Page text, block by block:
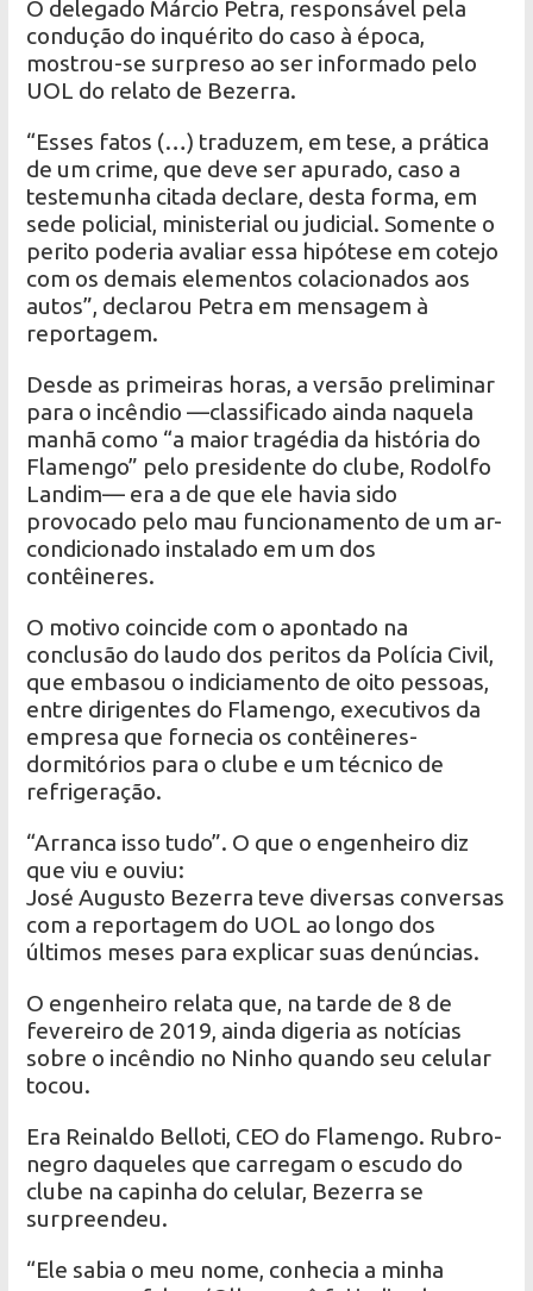
O delegado Márcio Petra, responsável pela
condução do inquérito do caso à época,
mostrou-se surpreso ao ser informado pelo
UOL do relato de Bezerra.
“Esses fatos (…) traduzem, em tese, a prática
de um crime, que deve ser apurado, caso a
testemunha citada declare, desta forma, em
sede policial, ministerial ou judicial. Somente o
perito poderia avaliar essa hipótese em cotejo
com os demais elementos colacionados aos
autos”, declarou Petra em mensagem à
reportagem.
Desde as primeiras horas, a versão preliminar
para o incêndio —classificado ainda naquela
manhã como “a maior tragédia da história do
Flamengo” pelo presidente do clube, Rodolfo
Landim— era a de que ele havia sido
provocado pelo mau funcionamento de um ar-
condicionado instalado em um dos
contêineres.
O motivo coincide com o apontado na
conclusão do laudo dos peritos da Polícia Civil,
que embasou o indiciamento de oito pessoas,
entre dirigentes do Flamengo, executivos da
empresa que fornecia os contêineres-
dormitórios para o clube e um técnico de
refrigeração.
“Arranca isso tudo”. O que o engenheiro diz
que viu e ouviu:
José Augusto Bezerra teve diversas conversas
com a reportagem do UOL ao longo dos
últimos meses para explicar suas denúncias.
O engenheiro relata que, na tarde de 8 de
fevereiro de 2019, ainda digeria as notícias
sobre o incêndio no Ninho quando seu celular
tocou.
Era Reinaldo Belloti, CEO do Flamengo. Rubro-
negro daqueles que carregam o escudo do
clube na capinha do celular, Bezerra se
surpreendeu.
“Ele sabia o meu nome, conhecia a minha